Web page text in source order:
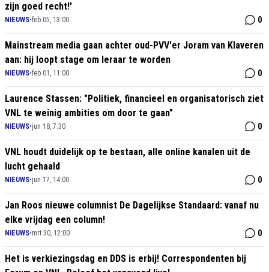
zijn goed recht!'
NIEUWS•feb 05, 13:00 0
Mainstream media gaan achter oud-PVV'er Joram van Klaveren
aan: hij loopt stage om leraar te worden
NIEUWS•feb 01, 11:00 0
Laurence Stassen: "Politiek, financieel en organisatorisch ziet
VNL te weinig ambities om door te gaan"
NIEUWS•jun 18, 7:30 0
VNL houdt duidelijk op te bestaan, alle online kanalen uit de
lucht gehaald
NIEUWS•jun 17, 14:00 0
Jan Roos nieuwe columnist De Dagelijkse Standaard: vanaf nu
elke vrijdag een column!
NIEUWS•mrt 30, 12:00 0
Het is verkiezingsdag en DDS is erbij! Correspondenten bij